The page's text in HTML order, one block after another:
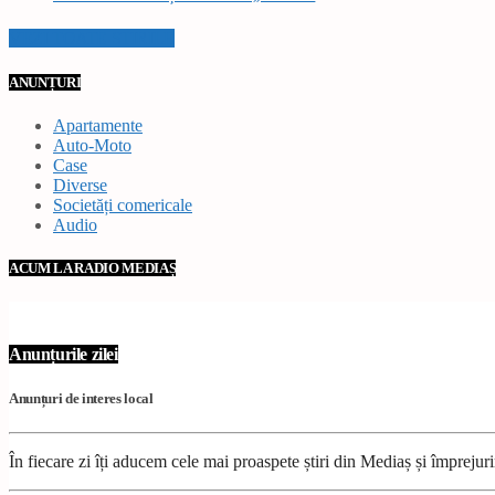
ANUNȚURI
Apartamente
Auto-Moto
Case
Diverse
Societăți comericale
Audio
ACUM LA RADIO MEDIAȘ
Anunțurile zilei
Anunțuri de interes local
În fiecare zi îți aducem cele mai proaspete știri din Mediaș și